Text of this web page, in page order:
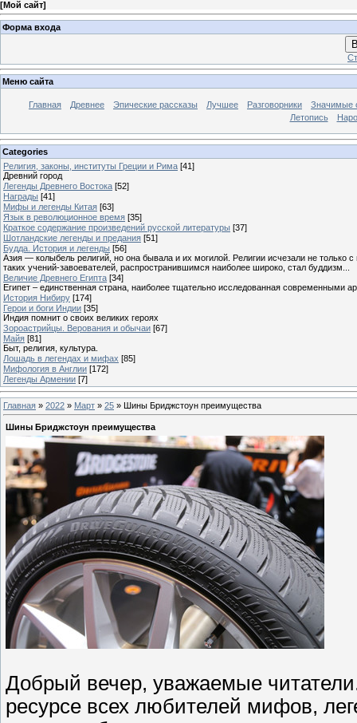
[Мой сайт]
Форма входа
Меню сайта
Главная Древнее Эпические рассказы Лучшее Разговорники
Значимые
Летопись
Categories
Религия, законы, институты Греции и Рима [41]
Древний город
Легенды Древнего Востока [52]
Награды [41]
Мифы и легенды Китая [63]
Язык в революционное время [35]
Краткое содержание произведений русской литературы [37]
Шотландские легенды и предания [51]
Будда. История и легенды [56]
Азия — колыбель религий, но она бывала и их могилой. Религии исчезали не
таких учений-завоевателей, распространившимся наиболее широко, стал буддизм...
Величие Древнего Египта [34]
Египет – единственная страна, наиболее тщательно исследованная современными
История Нибиру [174]
Герои и боги Индии [35]
Индия помнит о своих великих героях
Зороастрийцы. Верования и обычаи [67]
Майя [81]
Быт, религия, культура.
Лошадь в легендах и мифах [85]
Мифология в Англии [172]
Легенды Армении [7]
Главная » 2022 » Март » 25 » Шины Бриджстоун преимущества
Шины Бриджстоун преимущества
Добрый вечер, уважаемые
ресурсе всех любителей мифов,